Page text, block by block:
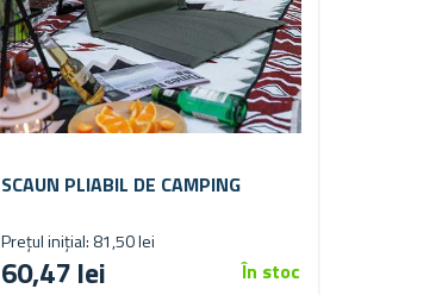
SCAUN PLIABIL DE CAMPING
Prețul inițial: 81,50 lei
60,47 lei În stoc